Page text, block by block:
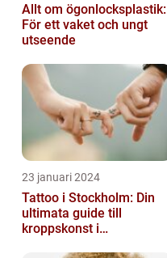
Allt om ögonlocksplastik:
För ett vaket och ungt
utseende
23 januari 2024
Tattoo i Stockholm: Din
ultimata guide till
kroppskonst i